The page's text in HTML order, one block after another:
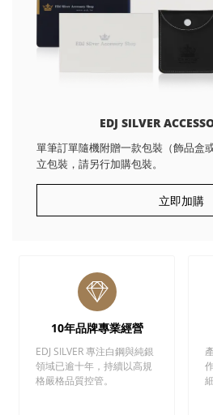
EDJ SILVER
單筆訂單隨機附贈一款包裝（飾品盒
立包裝，請另行加購包裝。
立即加購
10年品牌專業經營
EDJ SILVER 專注白鋼與純銀
領域已逾十年，持續以高規
格嚴格品質控管。